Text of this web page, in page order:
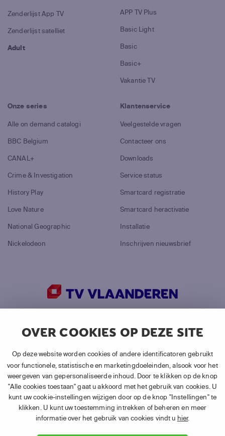
OVER COOKIES OP DEZE SITE
Op deze website worden cookies of andere identificatoren gebruikt
voor functionele, statistische en marketingdoeleinden, alsook voor het
weergeven van gepersonaliseerde inhoud. Door te klikken op de knop
"Alle cookies toestaan" gaat u akkoord met het gebruik van cookies. U
kunt uw cookie-instellingen wijzigen door op de knop "Instellingen" te
klikken. U kunt uw toestemming intrekken of beheren en meer
informatie over het gebruik van cookies vindt u hier.
Zenderlijst App TV
Zenderlijst satelliet
Adult
APP TV Plus
Basic Light
Basic
Basic+
Vakantie TV
Onze series
Alle on demand catalogi
BBC Belgium
CANAL+
Crime & Investigation
History Play
Love Nature
National Geographic
Nickelodeon
Klantenservice
Veelgestelde vragen
Contacteer ons
Downloads
Service status
Smartcard registratie
Smartcard heractivatie
Installatie
Inschrijven nieuwsbrief
Alle rechten voorbehouden.
Maatschappelijke zetel: Rue Albert Borschette 4, L-1246
Luxembourg R.C.S. Luxembourg : B 87.905 -
Vestigingsvergunning 10001269/3
Follow us: